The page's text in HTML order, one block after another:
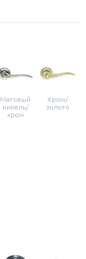
Матовый
никель/
хром
Хром/
золото